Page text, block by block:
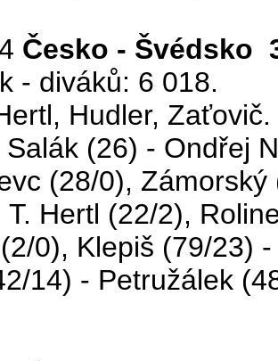
Česko - Švédsko
- diváků: 6 018.
Hudler, Zaťovič.
(26) - Ondřej
(28/0),
T. Hertl (22/2),
0), Klepiš (79/23)
14) - Petružálek